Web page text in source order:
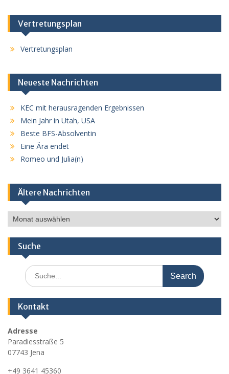
Vertretungsplan
Vertretungsplan
Neueste Nachrichten
KEC mit herausragenden Ergebnissen
Mein Jahr in Utah, USA
Beste BFS-Absolventin
Eine Ära endet
Romeo und Julia(n)
Ältere Nachrichten
Ältere
Nachrichten
Suche
Search
for:
Kontakt
Adresse
Paradiesstraße 5
07743 Jena
+49 3641 45360